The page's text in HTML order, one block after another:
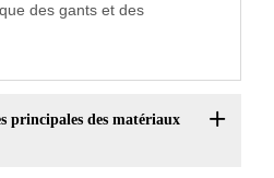
des gants et des
principales des matériaux